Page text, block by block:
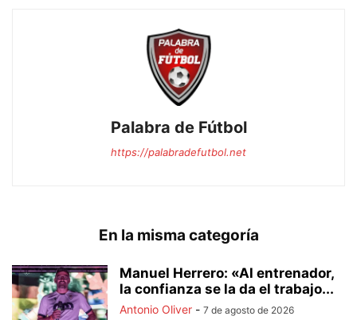
Palabra de Fútbol
https://palabradefutbol.net
En la misma categoría
Manuel Herrero: «Al entrenador,
la confianza se la da el trabajo...
Antonio Oliver - 7 de agosto de 2026